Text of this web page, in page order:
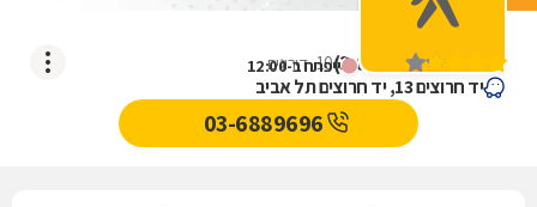
ייפתח ב-12:00
קופי בר
(
3.8
)
10דירוגים
יד חרוצים 13, יד חרוצים תל אביב
03-6889696